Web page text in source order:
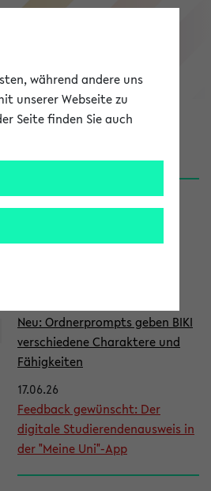
eKVV
S
i
News
Neu: Ordnerprompts geben BIKI
verschiedene Charaktere und
Fähigkeiten
17.06.26
Feedback gewünscht: Der
digitale Studierendenausweis in
der "Meine Uni"-App
während andere uns
unserer Webseite zu
Seite finden Sie auch